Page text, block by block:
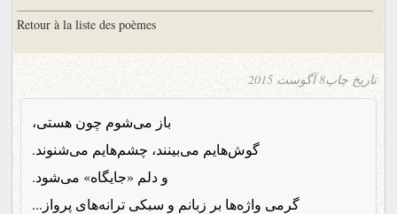
Retour à la liste des poèmes
تاریخ چاپ8 آگوست 2015
باز می‌شوم چون هستی،
گوش‌هایم می‌بینند، چشم‌هایم می‌شنوند.
و دلم «جایگاه» می‌شود.
گرمی واژه‌ها بر زبانم و سبکی ترانه‌های پرواز...